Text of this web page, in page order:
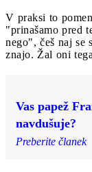
V praksi to
"prinašamo pred
nego", češ naj se
znajo. Žal oni
Vas papež
navdušuje?
Preberite članek